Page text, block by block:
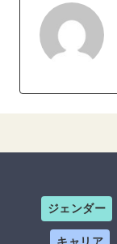
ジェンダー